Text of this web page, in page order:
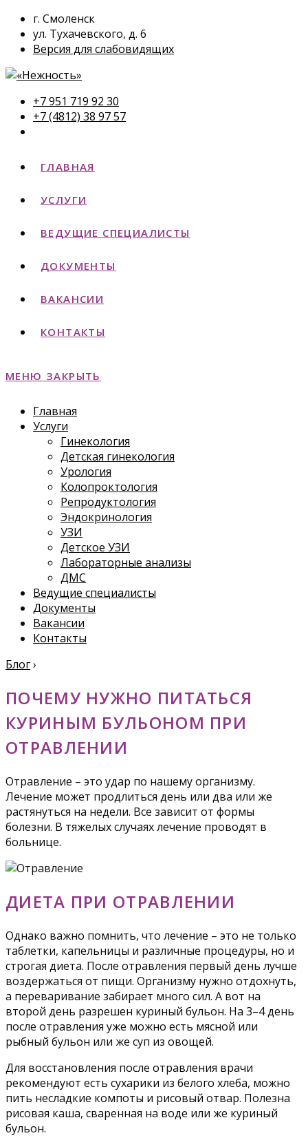
г. Смоленск
ул. Тухачевского, д. 6
Версия для слабовидящих
+7 951 719 92 30
+7 (4812) 38 97 57
ГЛАВНАЯ
УСЛУГИ
ВЕДУЩИЕ СПЕЦИАЛИСТЫ
ДОКУМЕНТЫ
ВАКАНСИИ
КОНТАКТЫ
МЕНЮ ЗАКРЫТЬ
Главная
Услуги
Гинекология
Детская гинекология
Урология
Колопроктология
Репродуктология
Эндокринология
УЗИ
Детское УЗИ
Лабораторные анализы
ДМС
Ведущие специалисты
Документы
Вакансии
Контакты
Блог›
ПОЧЕМУ НУЖНО ПИТАТЬСЯ
КУРИНЫМ БУЛЬОНОМ ПРИ
ОТРАВЛЕНИИ
Отравление – это удар по нашему организму.
Лечение может продлиться день или два или же
растянуться на недели. Все зависит от формы
болезни. В тяжелых случаях лечение проводят в
больнице.
ДИЕТА ПРИ ОТРАВЛЕНИИ
Однако важно помнить, что лечение – это не только
таблетки, капельницы и различные процедуры, но и
строгая диета. После отравления первый день лучше
воздержаться от пищи. Организму нужно отдохнуть,
а переваривание забирает много сил. А вот на
второй день разрешен куриный бульон. На 3–4 день
после отравления уже можно есть мясной или
рыбный бульон или же суп из овощей.
Для восстановления после отравления врачи
рекомендуют есть сухарики из белого хлеба, можно
пить несладкие компоты и рисовый отвар. Полезна
рисовая каша, сваренная на воде или же куриный
бульон.